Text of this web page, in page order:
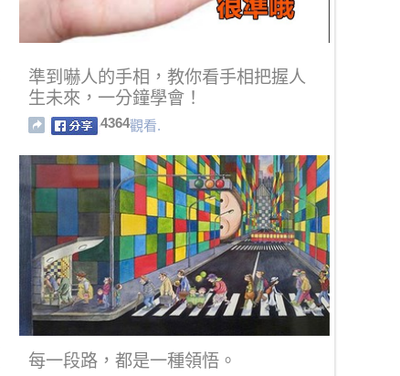
準到嚇人的手相，教你看手相把握人
生未來，一分鐘學會！
4364觀看.
每一段路，都是一種領悟。